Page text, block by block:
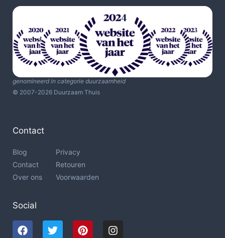
genomineerd in categorie duurzaamheid
© 2007-2026 Duurzaam Thuis
Contact
Blog
Contact
Over ons
Privacy
Retouren
Voorwaarden
Social